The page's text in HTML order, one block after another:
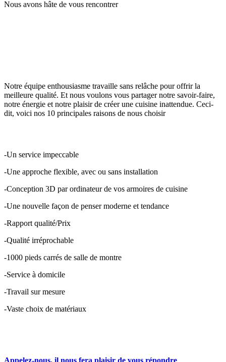
Nous avons hâte de vous rencontrer
Notre équipe enthousiasme travaille sans relâche pour offrir la
meilleure qualité. Et nous voulons vous partager notre savoir-faire,
notre énergie et notre plaisir de créer une cuisine inattendue. Ceci-
dit, voici nos 10 principales raisons de nous choisir
-Un service impeccable
-Une approche flexible, avec ou sans installation
-Conception 3D par ordinateur de vos armoires de cuisine
-Une nouvelle façon de penser moderne et tendance
-Rapport qualité/Prix
-Qualité irréprochable
-1000 pieds carrés de salle de montre
-Service à domicile
-Travail sur mesure
-Vaste choix de matériaux